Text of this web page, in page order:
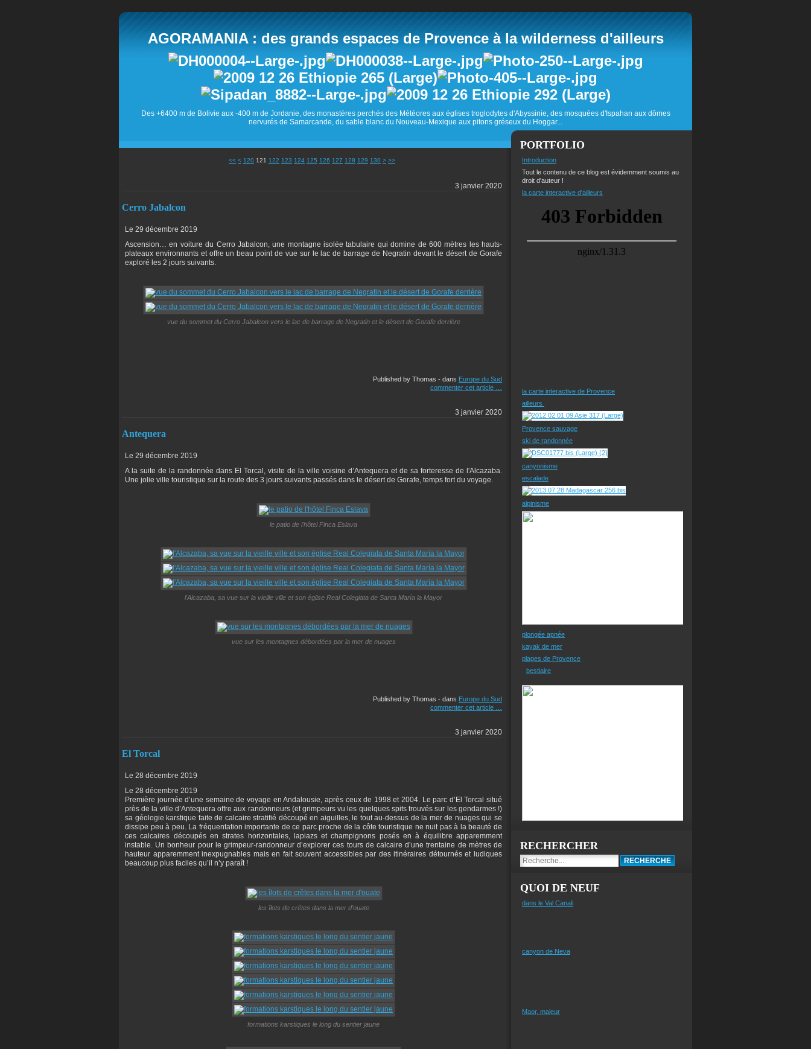
AGORAMANIA : des grands espaces de Provence à la wilderness d'ailleurs
Des +6400 m de Bolivie aux -400 m de Jordanie, des monastères perchés des Météores aux églises troglodytes d'Abyssinie, des mosquées d'Ispahan aux dômes
nervurés de Samarcande, du sable blanc du Nouveau-Mexique aux pitons gréseux du Hoggar...
<< < 100
110
120 121 122 123 124 125 126 127 128 129 130 140
150
160
170
180
190
200
> >>
3 janvier 2020
Cerro Jabalcon
Le 29 décembre 2019
Ascension… en voiture du Cerro Jabalcon, une montagne isolée tabulaire qui domine de 600 mètres les hauts-
plateaux environnants et offre un beau point de vue sur le lac de barrage de Negratin devant le désert de Gorafe
exploré les 2 jours suivants.
vue du sommet du Cerro Jabalcon vers le lac de barrage de Negratin et le désert de Gorafe derrière
Published by Thomas - dans Europe du Sud
commenter cet article
3 janvier 2020
Antequera
Le 29 décembre 2019
A la suite de la randonnée dans El Torcal, visite de la ville voisine d’Antequera et de sa forteresse de l'Alcazaba.
Une jolie ville touristique sur la route des 3 jours suivants passés dans le désert de Gorafe, temps fort du voyage.
le patio de l'hôtel Finca Eslava
l'Alcazaba, sa vue sur la vieille ville et son église Real Colegiata de Santa María la Mayor
vue sur les montagnes débordées par la mer de nuages
Published by Thomas - dans Europe du Sud
commenter cet article
3 janvier 2020
El Torcal
Le 28 décembre 2019
Le 28 décembre 2019
Première journée d’une semaine de voyage en Andalousie, après ceux de 1998 et 2004. Le parc d’El Torcal situé
près de la ville d’Antequera offre aux randonneurs (et grimpeurs vu les quelques spits trouvés sur les gendarmes !)
sa géologie karstique faite de calcaire stratifié découpé en aiguilles, le tout au-dessus de la mer de nuages qui se
dissipe peu à peu. La fréquentation importante de ce parc proche de la côte touristique ne nuit pas à la beauté de
ces calcaires découpés en strates horizontales, lapiazs et champignons posés en à équilibre apparemment
instable. Un bonheur pour le grimpeur-randonneur d’explorer ces tours de calcaire d’une trentaine de mètres de
hauteur apparemment inexpugnables mais en fait souvent accessibles par des itinéraires détournés et ludiques
beaucoup plus faciles qu’il n’y paraît !
les îlots de crêtes dans la mer d'ouate
formations karstiques le long du sentier jaune
PORTFOLIO
Introduction
Tout le contenu de ce blog est évidemment soumis au
droit d'auteur !
la carte interactive d'ailleurs
la carte interactive de Provence
ailleurs
Provence sauvage
ski de randonnée
canyonisme
escalade
alpinisme
plongée apnée
kayak de mer
plages de Provence
bestiaire
RECHERCHER
QUOI DE NEUF
dans le Val Canali
canyon de Neva
Maor, majeur